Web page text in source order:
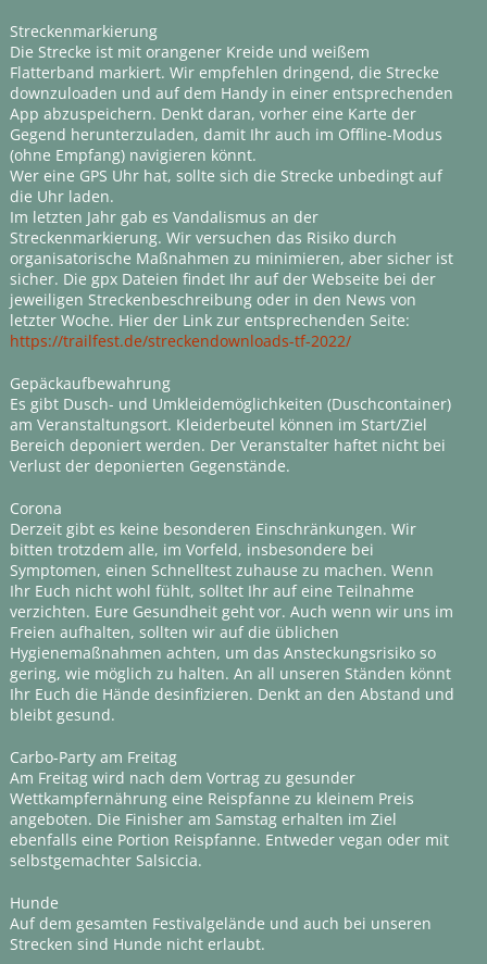
Streckenmarkierung
Die Strecke ist mit orangener Kreide und weißem
Flatterband markiert. Wir empfehlen dringend, die Strecke
downzuloaden und auf dem Handy in einer entsprechenden
App abzuspeichern. Denkt daran, vorher eine Karte der
Gegend herunterzuladen, damit Ihr auch im Offline-Modus
(ohne Empfang) navigieren könnt.
Wer eine GPS Uhr hat, sollte sich die Strecke unbedingt auf
die Uhr laden.
Im letzten Jahr gab es Vandalismus an der
Streckenmarkierung. Wir versuchen das Risiko durch
organisatorische Maßnahmen zu minimieren, aber sicher ist
sicher. Die gpx Dateien findet Ihr auf der Webseite bei der
jeweiligen Streckenbeschreibung oder in den News von
letzter Woche. Hier der Link zur entsprechenden Seite:
https://trailfest.de/streckendownloads-tf-2022/
Gepäckaufbewahrung
Es gibt Dusch- und Umkleidemöglichkeiten (Duschcontainer)
am Veranstaltungsort. Kleiderbeutel können im Start/Ziel
Bereich deponiert werden. Der Veranstalter haftet nicht bei
Verlust der deponierten Gegenstände.
Corona
Derzeit gibt es keine besonderen Einschränkungen. Wir
bitten trotzdem alle, im Vorfeld, insbesondere bei
Symptomen, einen Schnelltest zuhause zu machen. Wenn
Ihr Euch nicht wohl fühlt, solltet Ihr auf eine Teilnahme
verzichten. Eure Gesundheit geht vor. Auch wenn wir uns im
Freien aufhalten, sollten wir auf die üblichen
Hygienemaßnahmen achten, um das Ansteckungsrisiko so
gering, wie möglich zu halten. An all unseren Ständen könnt
Ihr Euch die Hände desinfizieren. Denkt an den Abstand und
bleibt gesund.
Carbo-Party am Freitag
Am Freitag wird nach dem Vortrag zu gesunder
Wettkampfernährung eine Reispfanne zu kleinem Preis
angeboten. Die Finisher am Samstag erhalten im Ziel
ebenfalls eine Portion Reispfanne. Entweder vegan oder mit
selbstgemachter Salsiccia.
Hunde
Auf dem gesamten Festivalgelände und auch bei unseren
Strecken sind Hunde nicht erlaubt.